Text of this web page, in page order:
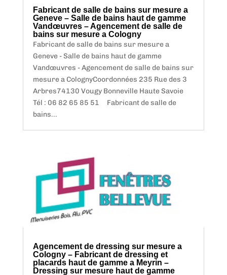
Fabricant de salle de bains sur mesure a
Geneve – Salle de bains haut de gamme
Vandœuvres – Agencement de salle de
bains sur mesure a Cologny
Fabricant de salle de bains sur mesure a
Geneve - Salle de bains haut de gamme
Vandœuvres - Agencement de salle de bains sur
mesure a ColognyCoordonnées 235 Rue des 3
Arbres74130 Vougy Bonneville Haute Savoie
Tél : 06 82 65 85 51 Fabricant de salle de
bains...
Agencement de dressing sur mesure a
Cologny – Fabricant de dressing et
placards haut de gamme a Meyrin –
Dressing sur mesure haut de gamme